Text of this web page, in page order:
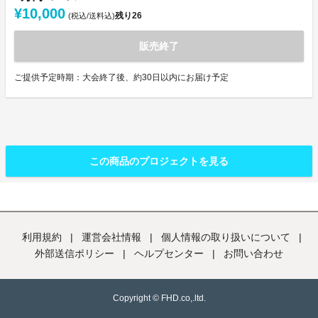
¥10,000 (税込/送料込)残り26
販売終了
ご提供予定時期：大会終了後、約30日以内にお届け予定
この商品のプロジェクトを見る
利用規約 | 運営会社情報 | 個人情報の取り扱いについて
|
外部送信ポリシー
| ヘルプセンター | お問い合わせ
Copyright © FHD.co,.ltd.